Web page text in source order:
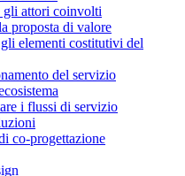
gli attori coinvolti
proposta di valore
elementi costitutivi del
del servizio
i flussi di servizio
co-progettazione